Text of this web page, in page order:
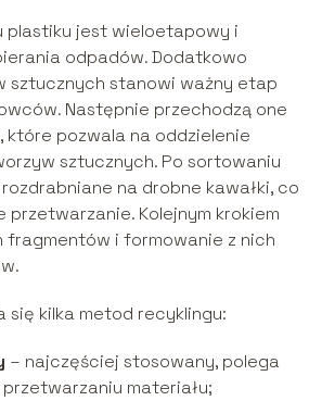
plastiku jest wieloetapowy i
odpadów. Dodatkowo
sztucznych stanowi ważny etap
Następnie przechodzą one
które pozwala na oddzielenie
sztucznych. Po sortowaniu
na drobne kawałki, co
przetwarzanie. Kolejnym krokiem
i formowanie z nich
się kilka metod recyklingu:
– najczęściej stosowany, polega
materiału;